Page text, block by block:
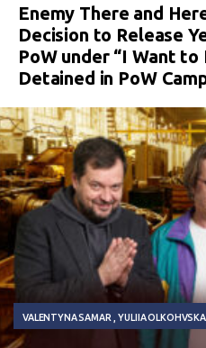
Enemy There and
Decision to Release
PoW under “I Want
Detained in PoW
VALENTYNA SAMAR YULIIA OLKOHVSKA